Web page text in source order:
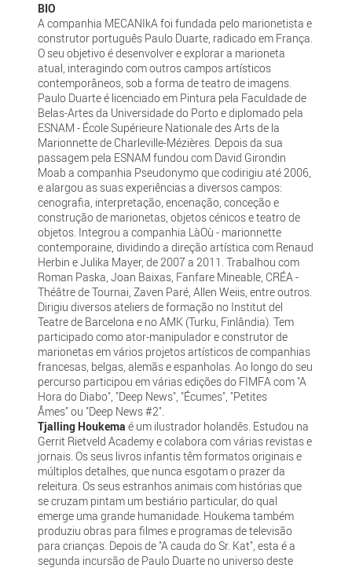
BIO
A companhia MECANIkA foi fundada pelo marionetista e
construtor português Paulo Duarte, radicado em França.
O seu objetivo é desenvolver e explorar a marioneta
atual, interagindo com outros campos artísticos
contemporâneos, sob a forma de teatro de imagens.
Paulo Duarte é licenciado em Pintura pela Faculdade de
Belas-Artes da Universidade do Porto e diplomado pela
ESNAM - École Supérieure Nationale des Arts de la
Marionnette de Charleville-Mézières. Depois da sua
passagem pela ESNAM fundou com David Girondin
Moab a companhia Pseudonymo que codirigiu até 2006,
e alargou as suas experiências a diversos campos:
cenografia, interpretação, encenação, conceção e
construção de marionetas, objetos cénicos e teatro de
objetos. Integrou a companhia LàOù - marionnette
contemporaine, dividindo a direção artística com Renaud
Herbin e Julika Mayer, de 2007 a 2011. Trabalhou com
Roman Paska, Joan Baixas, Fanfare Mineable, CRÉA -
Théâtre de Tournai, Zaven Paré, Allen Weiis, entre outros.
Dirigiu diversos ateliers de formação no Institut del
Teatre de Barcelona e no AMK (Turku, Finlândia). Tem
participado como ator-manipulador e construtor de
marionetas em vários projetos artísticos de companhias
francesas, belgas, alemãs e espanholas. Ao longo do seu
percurso participou em várias edições do FIMFA com "A
Hora do Diabo", "Deep News", "Écumes", "Petites
Âmes" ou "Deep News #2".
Tjalling Houkema é um ilustrador holandês. Estudou na
Gerrit Rietveld Academy e colabora com várias revistas e
jornais. Os seus livros infantis têm formatos originais e
múltiplos detalhes, que nunca esgotam o prazer da
releitura. Os seus estranhos animais com histórias que
se cruzam pintam um bestiário particular, do qual
emerge uma grande humanidade. Houkema também
produziu obras para filmes e programas de televisão
para crianças. Depois de "A cauda do Sr. Kat", esta é a
segunda incursão de Paulo Duarte no universo deste